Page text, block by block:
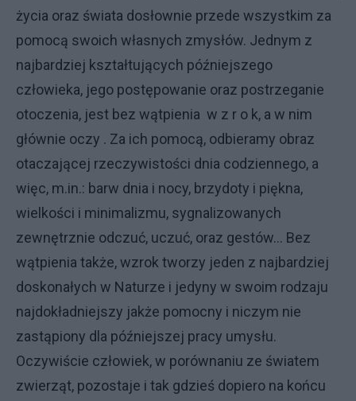
życia oraz świata dosłownie przede wszystkim za
pomocą swoich własnych zmysłów. Jednym z
najbardziej kształtujących późniejszego
człowieka, jego postępowanie oraz postrzeganie
otoczenia, jest bez wątpienia w z r o k, a w nim
głównie oczy . Za ich pomocą, odbieramy obraz
otaczającej rzeczywistości dnia codziennego, a
więc, m.in.: barw dnia i nocy, brzydoty i piękna,
wielkości i minimalizmu, sygnalizowanych
zewnętrznie odczuć, uczuć, oraz gestów… Bez
wątpienia także, wzrok tworzy jeden z najbardziej
doskonałych w Naturze i jedyny w swoim rodzaju
najdokładniejszy jakże pomocny i niczym nie
zastąpiony dla późniejszej pracy umysłu.
Oczywiście człowiek, w porównaniu ze światem
zwierząt, pozostaje i tak gdzieś dopiero na końcu